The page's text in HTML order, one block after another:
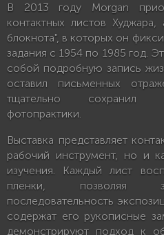
В 2013 году Morgan
контактных листов
блокнота", в которых он
задания с 1954 по 1985 год.
собой подробную запись
оставил письменных
тщательно сохранил
фотопрактики.
Выставка представляет
рабочий инструмент, но и
изучения. Каждый лист
пленки, позволяя
последовательность
содержат его рукописные
демонстрируют подход к